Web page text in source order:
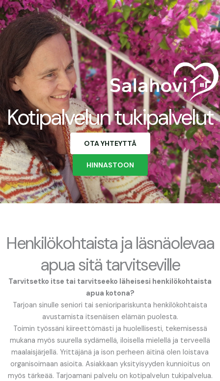
Kotipalvelun tukipalvelut
OTA YHTEYTTÄ
HINNASTOON
Henkilökohtaista ja läsnäolevaa
apua sitä tarvitseville
Tarvitsetko itse tai tarvitseeko läheisesi henkilökohtaista
apua kotona?
Tarjoan sinulle seniori tai senioripariskunta henkilökohtaista
avustamista itsenäisen elämän puolesta.
Toimin työssäni kiireettömästi ja huolellisesti, tekemisessä
mukana myös suurella sydämellä, iloisella mielellä ja terveellä
maalaisjärjellä. Yrittäjänä ja ison perheen äitinä olen loistava
organisoimaan asioita. Asiakkaan yksityisyyden kunnioitus on
myös tärkeää. Tarjoamani palvelu on kotipalvelun tukipalvelua.